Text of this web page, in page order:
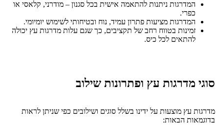
המדרגות ניתנות להתאמה אישית בכל סגנון – מודרני, קלאסי או
כפרי.
המדרגות מציעות פתרון עמיד, נוח ובטיחותי לשימוש יומיומי.
זמינות בטווח רחב של תקציבים, כך שגם עלות מדרגות עץ יכולה
להתאים לכל כיס.
סוגי מדרגות עץ ופתרונות שילוב
מדרגות עץ מוצעות על ידינו בשלל סוגים ושילובים כפי שניתן לראות
בדוגמאות הבאות: